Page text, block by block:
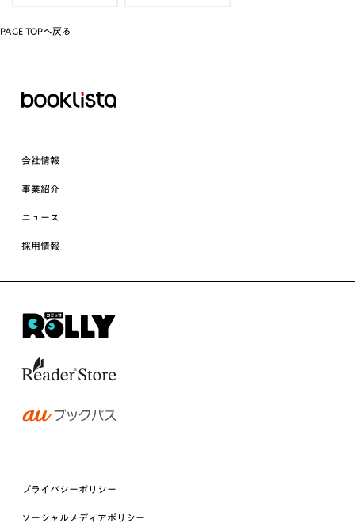
PAGE TOPへ戻る
会社情報
事業紹介
ニュース
採用情報
プライバシーポリシー
ソーシャルメディアポリシー